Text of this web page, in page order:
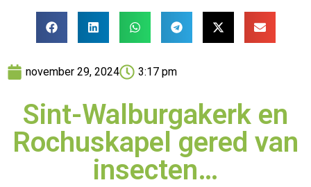
november 29, 2024 3:17 pm
Sint-Walburgakerk en
Rochuskapel gered van
insecten…